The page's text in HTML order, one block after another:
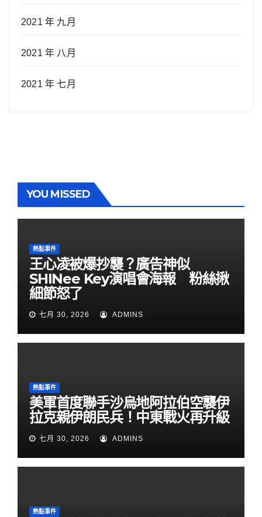
2021 年 九月
2021 年 八月
2021 年 七月
YOU MISSED
熱點事件
王心凌被爆抄襲？廣告神似
SHINee Key演唱會海報 粉絲揪
細節怒了
七月 30, 2026 ADMINS
熱點事件
美軍首度聯手沙烏地阿拉伯空襲伊
拉克親伊朗民兵！中東戰火再升級
七月 30, 2026 ADMINS
熱點事件